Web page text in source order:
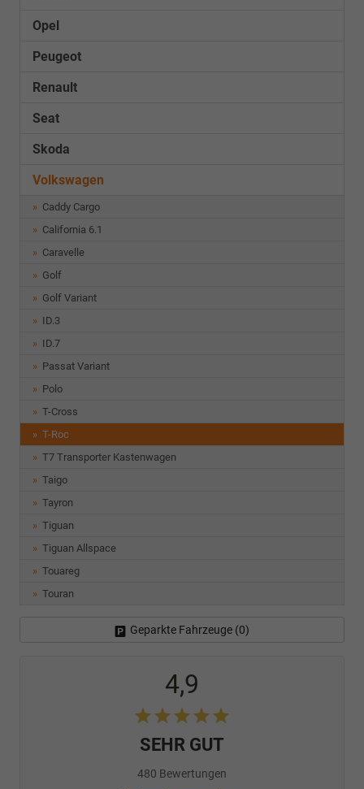
Opel
Peugeot
Renault
Seat
Skoda
Volkswagen
Caddy Cargo
California 6.1
Caravelle
Golf
Golf Variant
ID.3
ID.7
Passat Variant
Polo
T-Cross
T-Roc
T7 Transporter Kastenwagen
Taigo
Tayron
Tiguan
Tiguan Allspace
Touareg
Touran
Geparkte Fahrzeuge (0)
4,9
SEHR GUT
480 Bewertungen